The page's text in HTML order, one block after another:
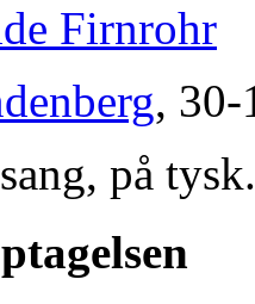
Firnrohr
, 30-
på tysk.